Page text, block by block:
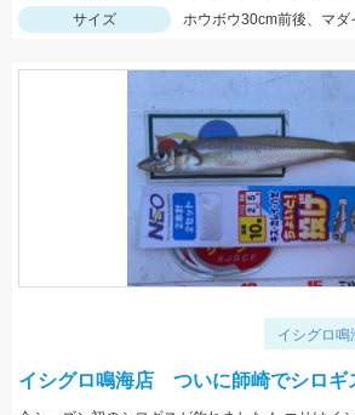
サイズ
ホウボウ30cm前後、マダ
イシグロ鳴
イシグロ鳴海店 ついに師崎でシロギ